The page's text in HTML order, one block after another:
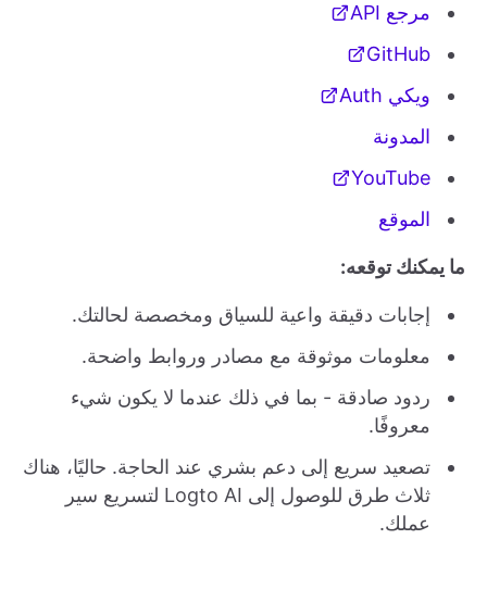
مرجع API
GitHub
ويكي Auth
المدونة
YouTube
الموقع
ما يمكنك توقعه:
إجابات دقيقة واعية للسياق ومخصصة لحالتك.
معلومات موثوقة مع مصادر وروابط واضحة.
ردود صادقة - بما في ذلك عندما لا يكون شيء
معروفًا.
تصعيد سريع إلى دعم بشري عند الحاجة. حاليًا، هناك
ثلاث طرق للوصول إلى Logto AI لتسريع سير
عملك.